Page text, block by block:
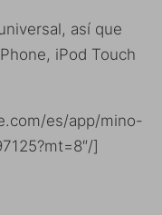
así que
iPod Touch
es/app/mino-
]